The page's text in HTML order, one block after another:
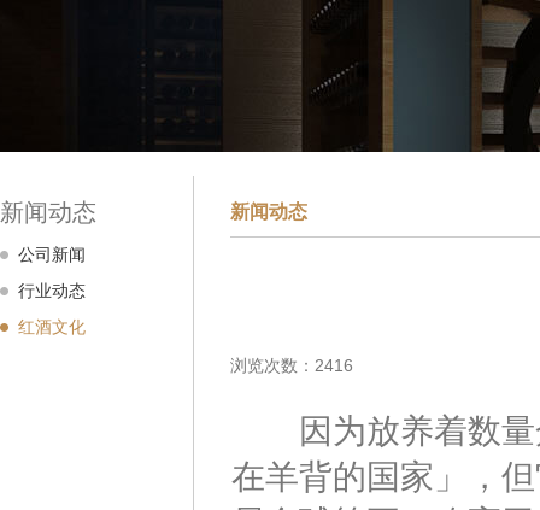
新闻动态
公司新闻
行业动态
红酒文化
新闻动态
浏览次数：2416
因为放养着数量
在羊背的国家」，